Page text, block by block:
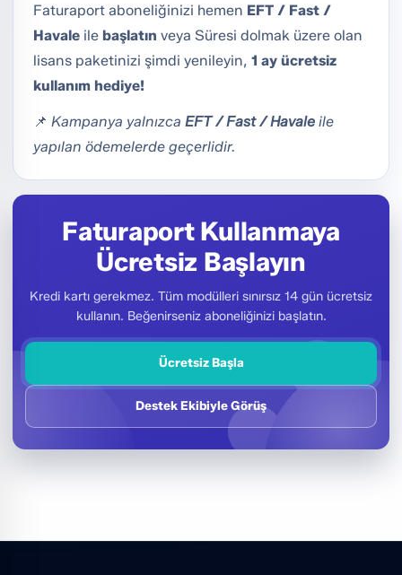
Faturaport aboneliğinizi hemen EFT / Fast /
Havale ile başlatın veya Süresi dolmak üzere olan
lisans paketinizi şimdi yenileyin, 1 ay ücretsiz
kullanım hediye!
📌 Kampanya yalnızca EFT / Fast / Havale ile
yapılan ödemelerde geçerlidir.
Faturaport Kullanmaya
Ücretsiz Başlayın
Kredi kartı gerekmez. Tüm modülleri sınırsız 14 gün ücretsiz
kullanın. Beğenirseniz aboneliğinizi başlatın.
Ücretsiz Başla
Destek Ekibiyle Görüş